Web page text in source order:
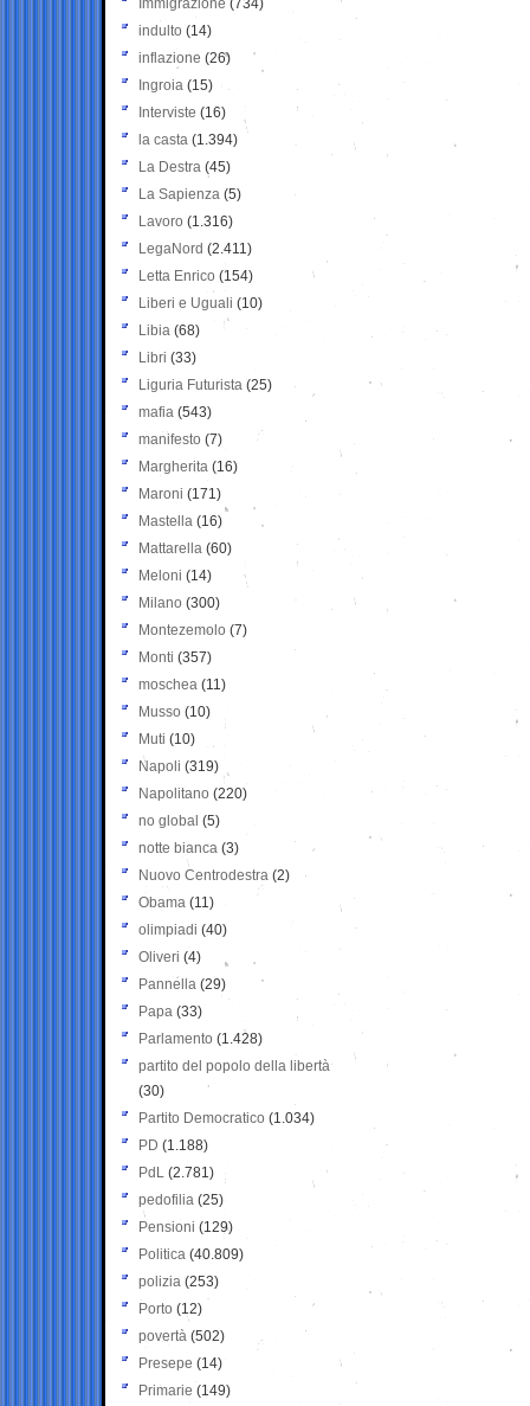
Immigrazione (734)
indulto (14)
inflazione (26)
Ingroia (15)
Interviste (16)
la casta (1.394)
La Destra (45)
La Sapienza (5)
Lavoro (1.316)
LegaNord (2.411)
Letta Enrico (154)
Liberi e Uguali (10)
Libia (68)
Libri (33)
Liguria Futurista (25)
mafia (543)
manifesto (7)
Margherita (16)
Maroni (171)
Mastella (16)
Mattarella (60)
Meloni (14)
Milano (300)
Montezemolo (7)
Monti (357)
moschea (11)
Musso (10)
Muti (10)
Napoli (319)
Napolitano (220)
no global (5)
notte bianca (3)
Nuovo Centrodestra (2)
Obama (11)
olimpiadi (40)
Oliveri (4)
Pannella (29)
Papa (33)
Parlamento (1.428)
partito del popolo della libertà
(30)
Partito Democratico (1.034)
PD (1.188)
PdL (2.781)
pedofilia (25)
Pensioni (129)
Politica (40.809)
polizia (253)
Porto (12)
povertà (502)
Presepe (14)
Primarie (149)